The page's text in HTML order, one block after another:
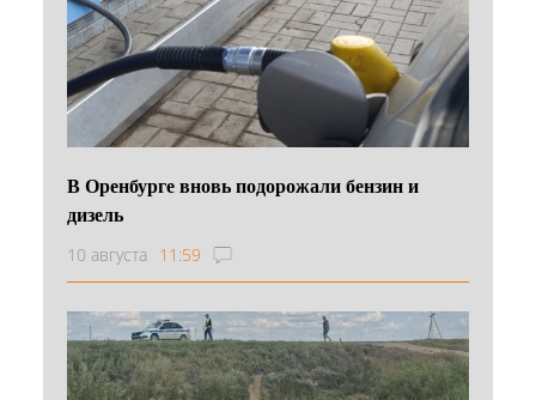
В Оренбурге вновь подорожали бензин и
дизель
10 августа 11:59